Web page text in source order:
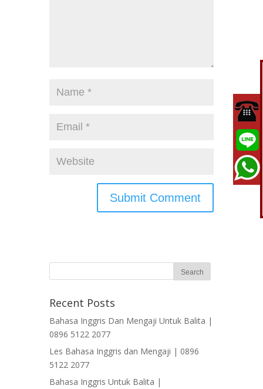
Recent Posts
Bahasa Inggris Dan Mengaji Untuk Balita |
0896 5122 2077
Les Bahasa Inggris dan Mengaji | 0896
5122 2077
Bahasa Inggris Untuk Balita |